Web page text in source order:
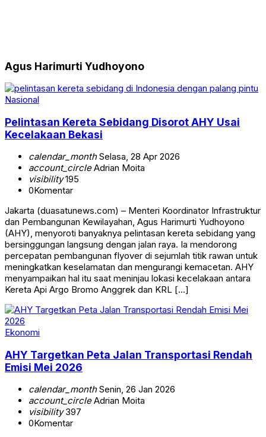
Agus Harimurti Yudhoyono
Nasional
Pelintasan Kereta Sebidang Disorot AHY Usai
Kecelakaan Bekasi
calendar_monthSelasa, 28 Apr 2026
account_circleAdrian Moita
visibility195
0Komentar
Jakarta (duasatunews.com) – Menteri Koordinator Infrastruktur
dan Pembangunan Kewilayahan, Agus Harimurti Yudhoyono
(AHY), menyoroti banyaknya pelintasan kereta sebidang yang
bersinggungan langsung dengan jalan raya. Ia mendorong
percepatan pembangunan flyover di sejumlah titik rawan untuk
meningkatkan keselamatan dan mengurangi kemacetan. AHY
menyampaikan hal itu saat meninjau lokasi kecelakaan antara
Kereta Api Argo Bromo Anggrek dan KRL […]
Ekonomi
AHY Targetkan Peta Jalan Transportasi Rendah
Emisi Mei 2026
calendar_monthSenin, 26 Jan 2026
account_circleAdrian Moita
visibility397
0Komentar